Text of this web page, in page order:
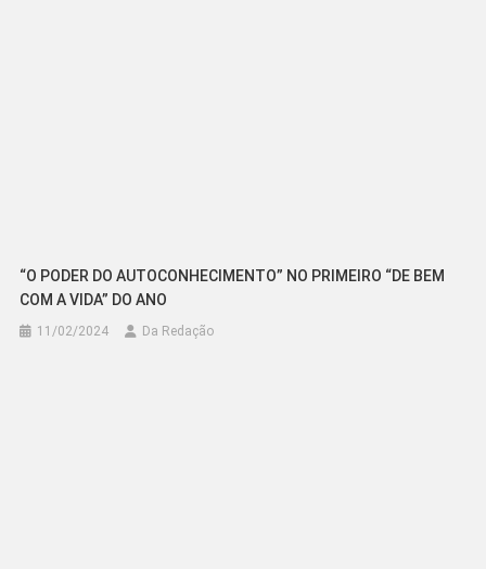
“O PODER DO AUTOCONHECIMENTO” NO PRIMEIRO “DE BEM
COM A VIDA” DO ANO
11/02/2024 Da Redação